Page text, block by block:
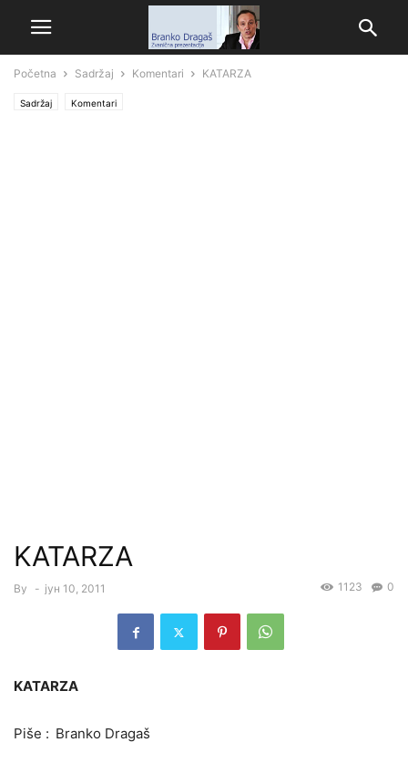
Početna Sadržaj Komentari KATARZA
Sadržaj Komentari
KATARZA
By - јун 10, 2011 0
1123
KATARZA
Piše : Branko Dragaš